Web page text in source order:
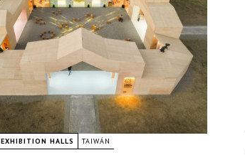
EXHIBITION HALLS TAIWÁN